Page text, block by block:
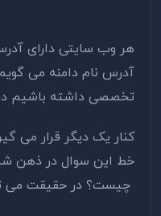
هر وب سایتی دارای
تخصصی داشته باشیم
کنار یک دیگر قرار می
چیست؟ در حقیقت می